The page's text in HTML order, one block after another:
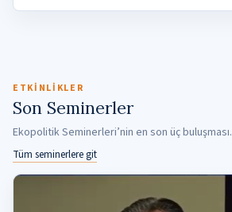
ETKINLIKLER
Son Seminerler
Ekopolitik Seminerleri’nin en son üç buluşması.
Tüm seminerlere git